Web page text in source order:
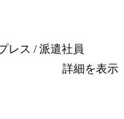
レス / 派遣社員
詳細を表示